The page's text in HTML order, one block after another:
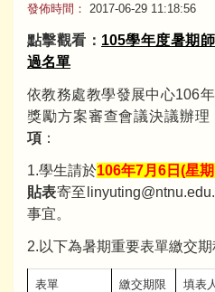
發佈時間：
2017-06-29 11:18:56
點擊觀看： 105學年度暑期
過名單
依教務處教學發展中心106
獎勵方案審查會議決議辦理
項 ：
1.學生請於106年7月6日(星
貼表寄至
事宜。
2.以下為暑期重要表單繳交期
表單 繳交期限 填表人